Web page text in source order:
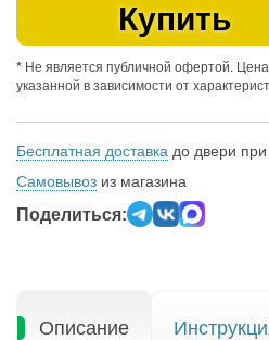
Купить
* Не является публичной офертой.
указанной в зависимости от
Бесплатная доставка до двери при
Самовывоз из магазина
Поделиться:
Описание